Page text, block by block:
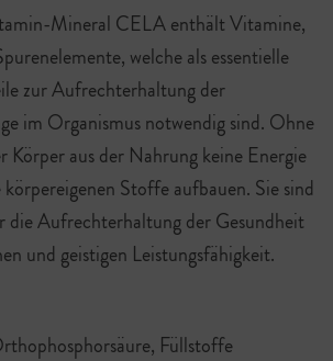
Mineral CELA enthält Vitamine,
welche als essentielle
zur Aufrechterhaltung der
im Organismus notwendig sind. Ohne
Körper aus der Nahrung keine Energie
Stoffe aufbauen. Sie sind
die Aufrechterhaltung der Gesundheit
und geistigen Leistungsfähigkeit.
Füllstoffe